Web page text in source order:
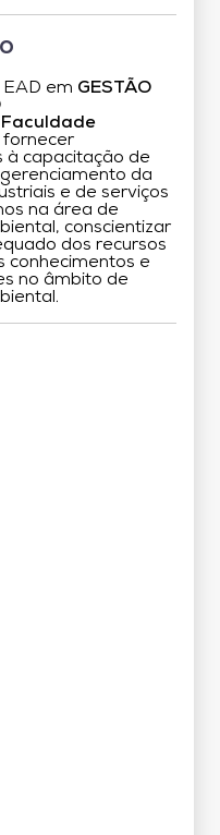
em GESTÃO
Faculdade
à capacitação de
da
e de serviços
na área de
conscientizar
dos recursos
conhecimentos e
no âmbito de